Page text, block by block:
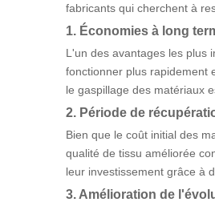
fabricants qui cherchent à
1. Économies à long
L'un des avantages les plus
fonctionner plus rapidement
le gaspillage des matériaux
2. Période de
Bien que le coût initial des
qualité de tissu améliorée
leur investissement grâce à
3. Amélioration de